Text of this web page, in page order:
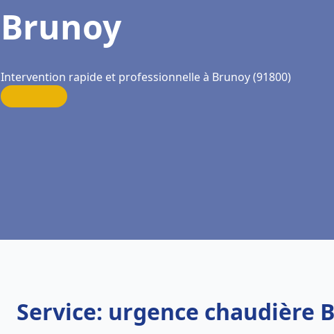
Brunoy
Intervention rapide et professionnelle à Brunoy (91800)
Service: urgence chaudière